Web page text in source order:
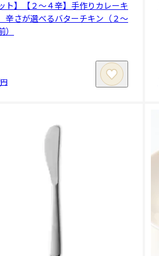
ット】【２～４辛】手作りカレーキ
さが選べるバターチキン（２～
円